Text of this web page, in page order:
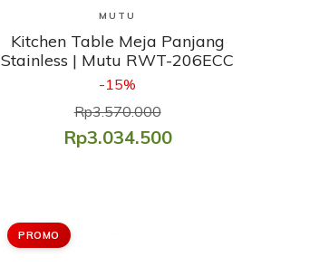
Lihat Produk
MUTU
Kitchen Table Meja Panjang
Stainless | Mutu RWT-206ECC
-15%
Rp3.570.000
Rp3.034.500
PROMO